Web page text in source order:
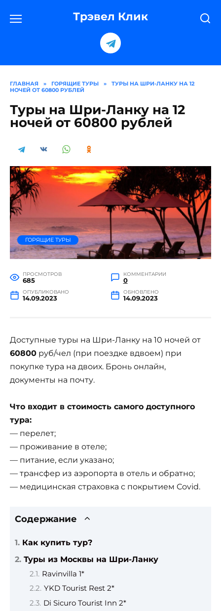
содержанию
Трэвел Клик
ГЛАВНАЯ » ГОРЯЩИЕ ТУРЫ »
ТУРЫ НА ШРИ-ЛАНКУ НА 12
НОЧЕЙ ОТ 60800 РУБЛЕЙ
Туры на Шри-Ланку на 12
ночей от 60800 рублей
ГОРЯЩИЕ ТУРЫ
ПРОСМОТРОВ
685
КОММЕНТАРИИ
0
ОПУБЛИКОВАНО
14.09.2023
ОБНОВЛЕНО
14.09.2023
Доступные туры на Шри-Ланку на 10 ночей от
60800 руб/чел (при поездке вдвоем) при
покупке тура на двоих. Бронь онлайн,
документы на почту.
Что входит в стоимость самого доступного
тура:
— перелет;
— проживание в отеле;
— питание, если указано;
— трансфер из аэропорта в отель и обратно;
— медицинская страховка с покрытием Covid.
Содержание
Как купить тур?
Туры из Москвы на Шри-Ланку
Ravinvilla 1*
YKD Tourist Rest 2*
Di Sicuro Tourist Inn 2*